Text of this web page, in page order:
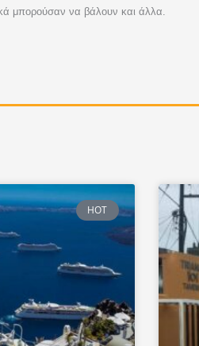
μπορούσαν να βάλουν και άλλα.
HOT